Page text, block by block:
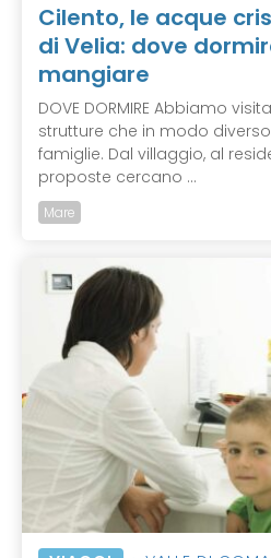
Cilento, le acque
di Velia: dove
mangiare
DOVE DORMIRE Abbiamo
strutture che in modo
famiglie. Dal villaggio, al
proposte cercano ...
Mare